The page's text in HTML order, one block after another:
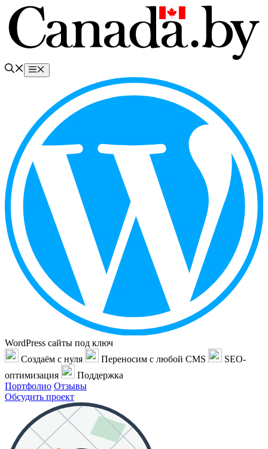
Перейти
содержимому
Меню
WordPress сайты под ключ
Создаём с нуля
Переносим с любой CMS
SEO-
оптимизация
Поддержка
Портфолио Отзывы
Обсудить проект